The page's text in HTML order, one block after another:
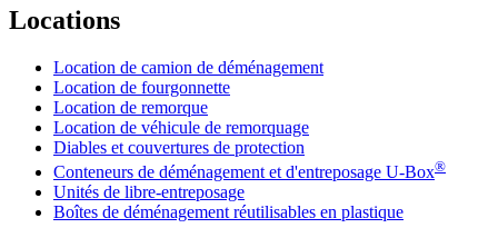
Locations
Location de camion de déménagement
Location de fourgonnette
Location de remorque
Location de véhicule de remorquage
Diables et couvertures de protection
Conteneurs de déménagement et d'entreposage U-Box®
Unités de libre-entreposage
Boîtes de déménagement réutilisables en plastique